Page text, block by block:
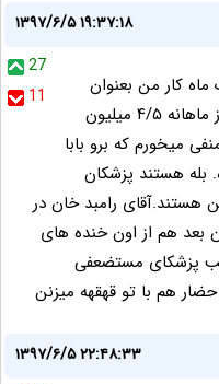
۱۳۹۷/۶/۵ ۱۹:۳۷:۱۸
27
11
کار من بعنوان
پزشک عمومی برای ۶ ساعت کار در روز ماهانه ۴/۵ میلیون
میخورم که برو بابا
بله هستند پزشکان
هستند.آقای رامبد خان در
بعد هم از اون خنده های
پزشکای مستضعفی
هم با تو قهقهه میزنن
۱۳۹۷/۶/۵ ۲۲:۴۸:۳۳